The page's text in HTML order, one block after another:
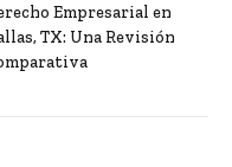
Empresarial en
TX: Una Revisión